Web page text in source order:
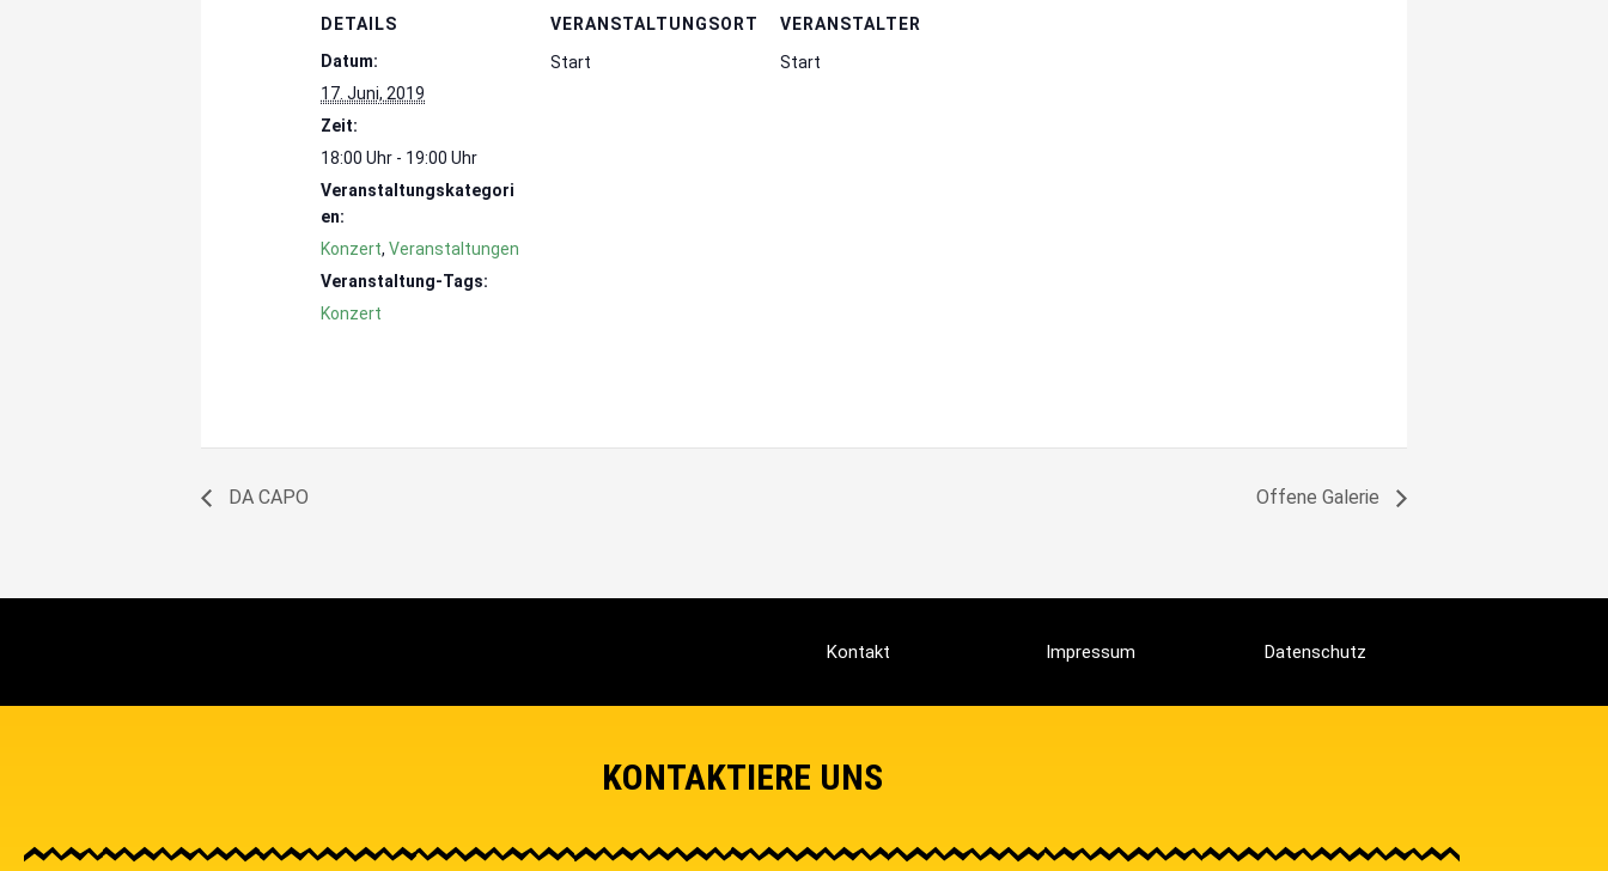
DETAILS
Datum:
17. Juni, 2019
Zeit:
18:00 Uhr - 19:00 Uhr
Veranstaltungskategori
en:
Konzert,Veranstaltungen
Veranstaltung-Tags:
Konzert
VERANSTALTUNGSORT
Start
VERANSTALTER
Start
DA CAPO Offene Galerie
Kontakt Impressum Datenschutz
KONTAKTIERE UNS